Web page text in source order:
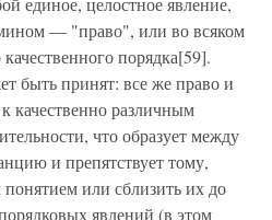
— "право", или во всяком
порядка[59].
быть принят: все же право и
качественно раз­личным
что образует между
и препятствует тому,
или сблизить их до
явлений (в этом